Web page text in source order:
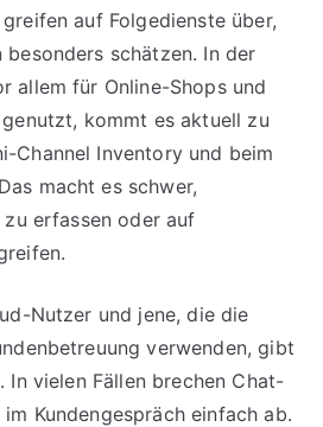
auf Folgedienste über,
schätzen. In der
allem für Online-Shops und
kommt es aktuell zu
Channel Inventory und beim
macht es schwer,
erfassen oder auf
Nutzer und jene, die die
verwenden, gibt
In vielen Fällen brechen Chat-
Kundengespräch einfach ab.